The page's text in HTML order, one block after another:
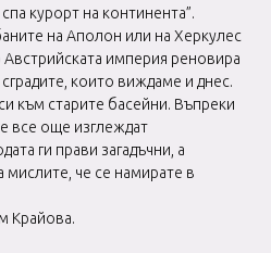
курорт на континента”.
на Аполон или на Херкулес
Австрийската империя реновира
които виждаме и днес.
към старите басейни. Въпреки
все още изглеждат
ги прави загадъчни, а
мислите, че се намирате в
Крайова.